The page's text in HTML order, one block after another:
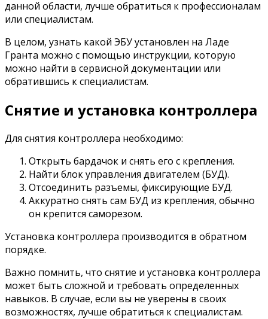
данной области, лучше обратиться к профессионалам
или специалистам.
В целом, узнать какой ЭБУ установлен на Ладе
Гранта можно с помощью инструкции, которую
можно найти в сервисной документации или
обратившись к специалистам.
Снятие и установка контроллера
Для снятия контроллера необходимо:
Открыть бардачок и снять его с крепления.
Найти блок управления двигателем (БУД).
Отсоединить разъемы, фиксирующие БУД.
Аккуратно снять сам БУД из крепления, обычно
он крепится саморезом.
Установка контроллера производится в обратном
порядке.
Важно помнить, что снятие и установка контроллера
может быть сложной и требовать определенных
навыков. В случае, если вы не уверены в своих
возможностях, лучше обратиться к специалистам.